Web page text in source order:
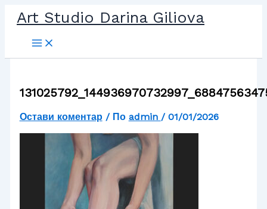
Прескочи
съдържанието
Art Studio Darina Giliova
Остави коментар / По admin / 01/01/2026